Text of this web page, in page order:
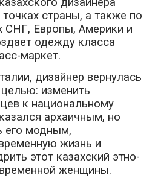
страны, а также по
СНГ, Европы, Америки и
одежду класса
маркет.
дизайнер вернулась
изменить
к национальному
архаичным, но
его модным,
жизнь и
этот казахский этно-
женщины.